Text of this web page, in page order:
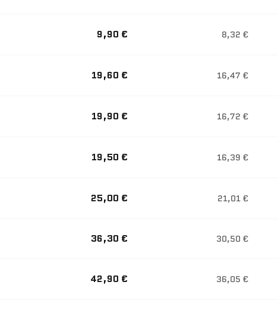
9,90 € 8,32 €
19,60 € 16,47 €
19,90 € 16,72 €
19,50 € 16,39 €
25,00 € 21,01 €
36,30 € 30,50 €
42,90 € 36,05 €